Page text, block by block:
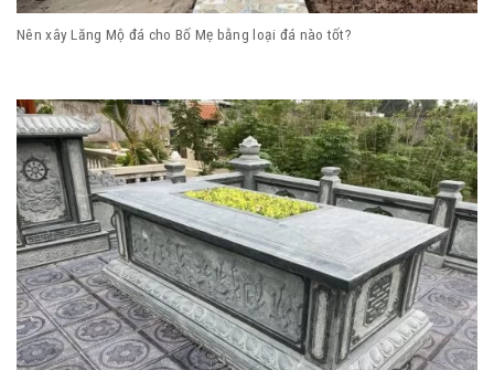
Nên xây Lăng Mộ đá cho Bố Mẹ bằng loại đá nào tốt?